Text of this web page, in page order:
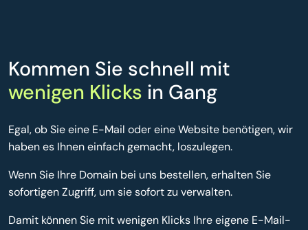
Kommen Sie schnell mit
wenigen Klicks in Gang
Egal, ob Sie eine E-Mail oder eine Website benötigen, wir
haben es Ihnen einfach gemacht, loszulegen.
Wenn Sie Ihre Domain bei uns bestellen, erhalten Sie
sofortigen Zugriff, um sie sofort zu verwalten.
Damit können Sie mit wenigen Klicks Ihre eigene E-Mail-